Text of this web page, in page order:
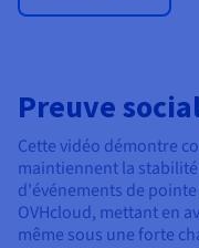
Preuve
Cette vidéo démontre
maintiennent la
d'événements de
OVHcloud, mettant en
même sous une forte